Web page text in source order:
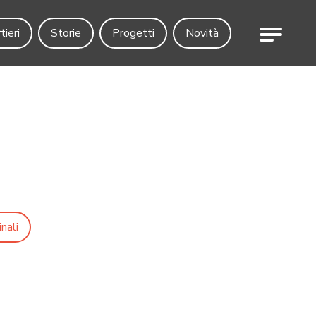
Storie Progetti Novità Menu